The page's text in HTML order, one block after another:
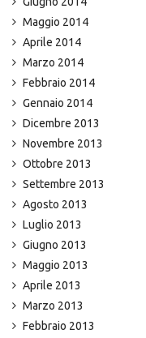
Maggio 2014
Aprile 2014
Marzo 2014
Febbraio 2014
Gennaio 2014
Dicembre 2013
Novembre 2013
Ottobre 2013
Settembre 2013
Agosto 2013
Luglio 2013
Giugno 2013
Maggio 2013
Aprile 2013
Marzo 2013
Febbraio 2013